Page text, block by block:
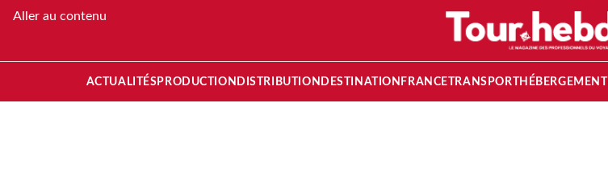
Aller au contenu
ACTUALITÉS PRODUCTION DISTRIBUTION DESTINATION FRANCETRANSPORT HÉBERGEMENT